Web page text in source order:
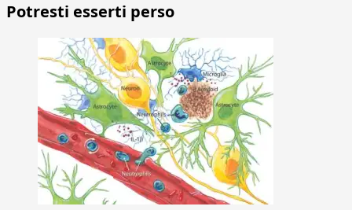
Potresti esserti perso